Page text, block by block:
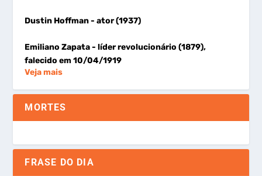
Dustin Hoffman- ator (1937)
Emiliano Zapata- líder revolucionário (1879),
falecido em 10/04/1919
Veja mais
MORTES
FRASE DO DIA